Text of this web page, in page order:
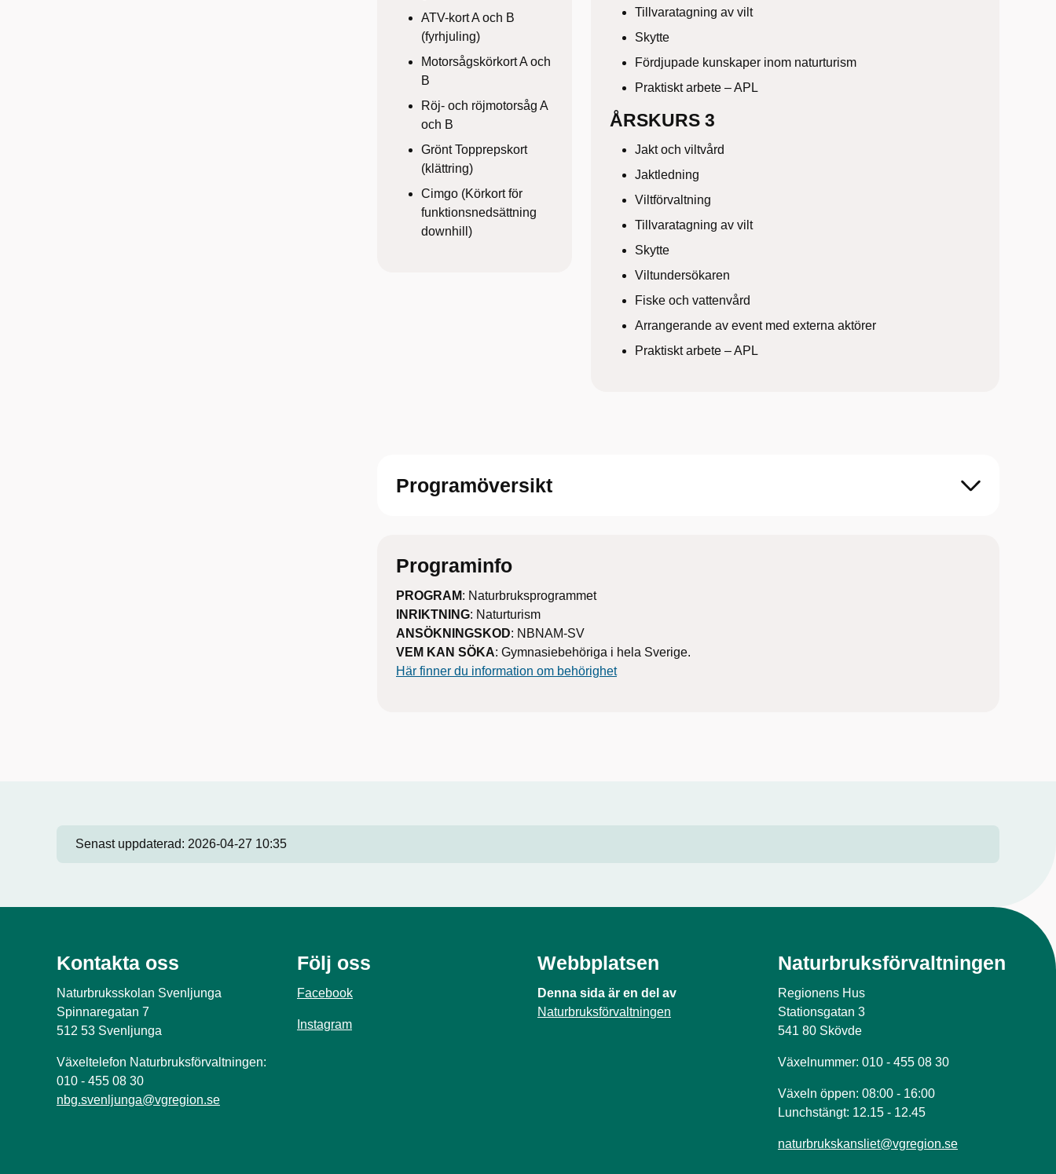
ATV-kort A och B
(fyrhjuling)
Motorsågskörkort A och
B
Röj- och röjmotorsåg A
och B
Grönt Topprepskort
(klättring)
Cimgo (Körkort för
funktionsnedsättning
downhill)
Tillvaratagning av vilt
Skytte
Fördjupade kunskaper inom naturturism
Praktiskt arbete – APL
ÅRSKURS 3
Jakt och viltvård
Jaktledning
Viltförvaltning
Tillvaratagning av vilt
Skytte
Viltundersökaren
Fiske och vattenvård
Arrangerande av event med externa aktörer
Praktiskt arbete – APL
Programöversikt
Programinfo
PROGRAM: Naturbruksprogrammet
INRIKTNING: Naturturism
ANSÖKNINGSKOD: NBNAM-SV
VEM KAN SÖKA: Gymnasiebehöriga i hela Sverige.
Här finner du information om behörighet
Senast uppdaterad: 2026-04-27 10:35
Kontakta oss
Naturbruksskolan Svenljunga
Spinnaregatan 7
512 53 Svenljunga
Växeltelefon Naturbruksförvaltningen:
010 - 455 08 30
nbg.svenljunga@vgregion.se
Följ oss
Facebook
Instagram
Webbplatsen
Denna sida är en del av
Naturbruksförvaltningen
Naturbruksförvaltningen
Regionens Hus
Stationsgatan 3
541 80 Skövde
Växelnummer: 010 - 455 08 30
Växeln öppen: 08:00 - 16:00
Lunchstängt: 12.15 - 12.45
naturbrukskansliet@vgregion.se